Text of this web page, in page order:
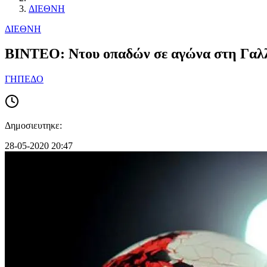
ΔΙΕΘΝΗ
ΔΙΕΘΝΗ
BINTEO: Ντου οπαδών σε αγώνα στη
ΓΗΠΕΔΟ
Δημοσιευτηκε:
28-05-2020 20:47